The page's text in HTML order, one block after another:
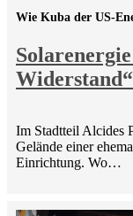
Widerstand“
Wie Kuba der US-
Im Stadtteil Alcides
Gelände einer
Einrichtung. Wo…